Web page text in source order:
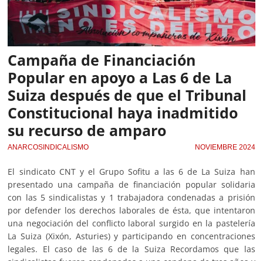
Campaña de Financiación
Popular en apoyo a Las 6 de La
Suiza después de que el Tribunal
Constitucional haya inadmitido
su recurso de amparo
ANARCOSINDICALISMO NOVIEMBRE 2024
El sindicato CNT y el Grupo Sofitu a las 6 de La Suiza han
presentado una campaña de financiación popular solidaria
con las 5 sindicalistas y 1 trabajadora condenadas a prisión
por defender los derechos laborales de ésta, que intentaron
una negociación del conflicto laboral surgido en la pastelería
La Suiza (Xixón, Asturies) y participando en concentraciones
legales. El caso de las 6 de la Suiza Recordamos que las